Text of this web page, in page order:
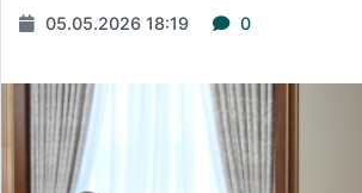
05.05.2026 18:19 0